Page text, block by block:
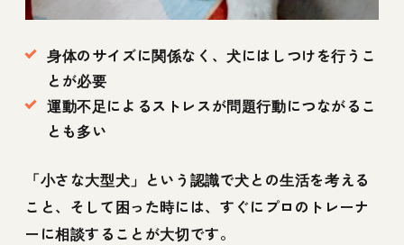
身体のサイズに関係なく、犬にはしつけを行うこ
とが必要
運動不足によるストレスが問題行動につながるこ
とも多い
「小さな大型犬」という認識で犬との生活を考える
こと、そして困った時には、すぐにプロのトレーナ
ーに相談することが大切です。